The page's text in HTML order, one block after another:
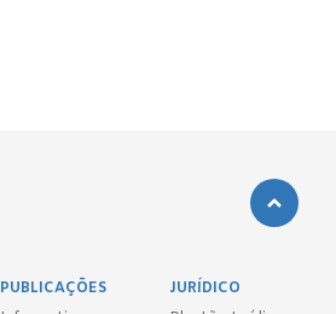
PUBLICAÇÕES
JURÍDICO